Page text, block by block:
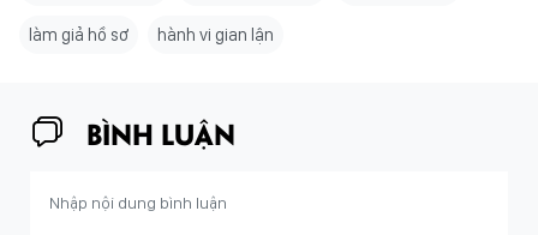
làm giả hồ sơ hành vi gian lận
BÌNH LUẬN